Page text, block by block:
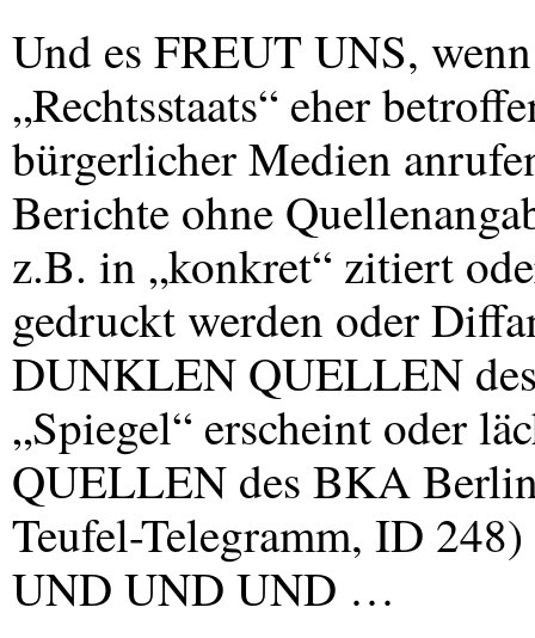
Und es FREUTUNS,
„Rechtsstaats“ eher
bürgerlicher Medien
Berichte ohne
z.B. in „konkret“ zitiert
gedruckt werden oder
DUNKLEN QUELLEN
„Spiegel“ erscheint oder
QUELLEN des BKA
Teufel-Telegramm, ID
UND UND UND …